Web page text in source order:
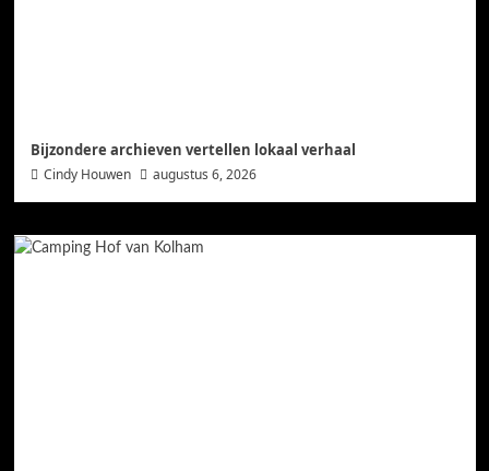
Bijzondere archieven vertellen lokaal verhaal
Cindy Houwen augustus 6, 2026